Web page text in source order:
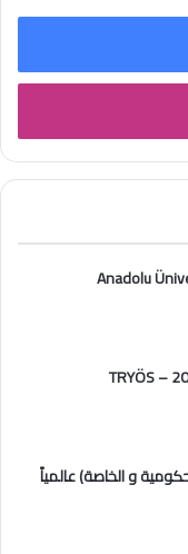
و الخاصة) عالمياً